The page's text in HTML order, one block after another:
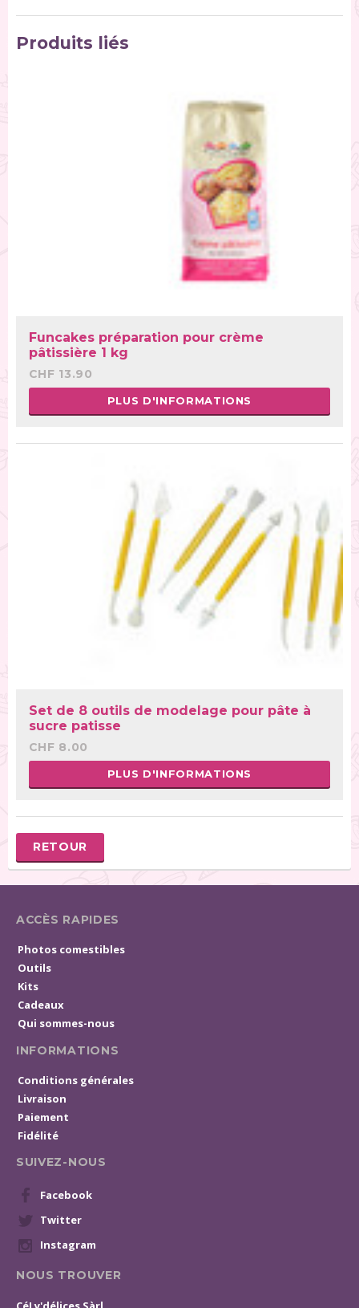
Produits liés
Funcakes préparation pour crème
pâtissière 1 kg
CHF 13.90
PLUS D'INFORMATIONS
Set de 8 outils de modelage pour pâte à
sucre patisse
CHF 8.00
PLUS D'INFORMATIONS
RETOUR
ACCÈS RAPIDES
Photos comestibles
Outils
Kits
Cadeaux
Qui sommes-nous
INFORMATIONS
Conditions générales
Livraison
Paiement
Fidélité
SUIVEZ-NOUS
Facebook
Twitter
Instagram
NOUS TROUVER